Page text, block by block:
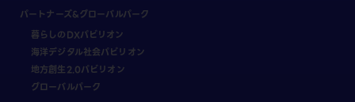
パートナーズ&グローバルパーク
暮らしのDXパビリオン
海洋デジタル社会パビリオン
地方創生2.0パビリオン
グローバルパーク